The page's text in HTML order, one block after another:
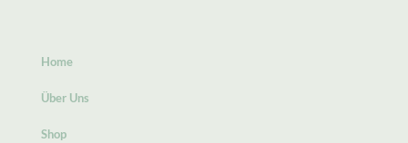
Home
Über Uns
Shop